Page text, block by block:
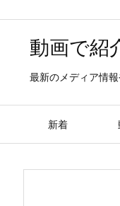
動画で紹
最新のメディア情
新着